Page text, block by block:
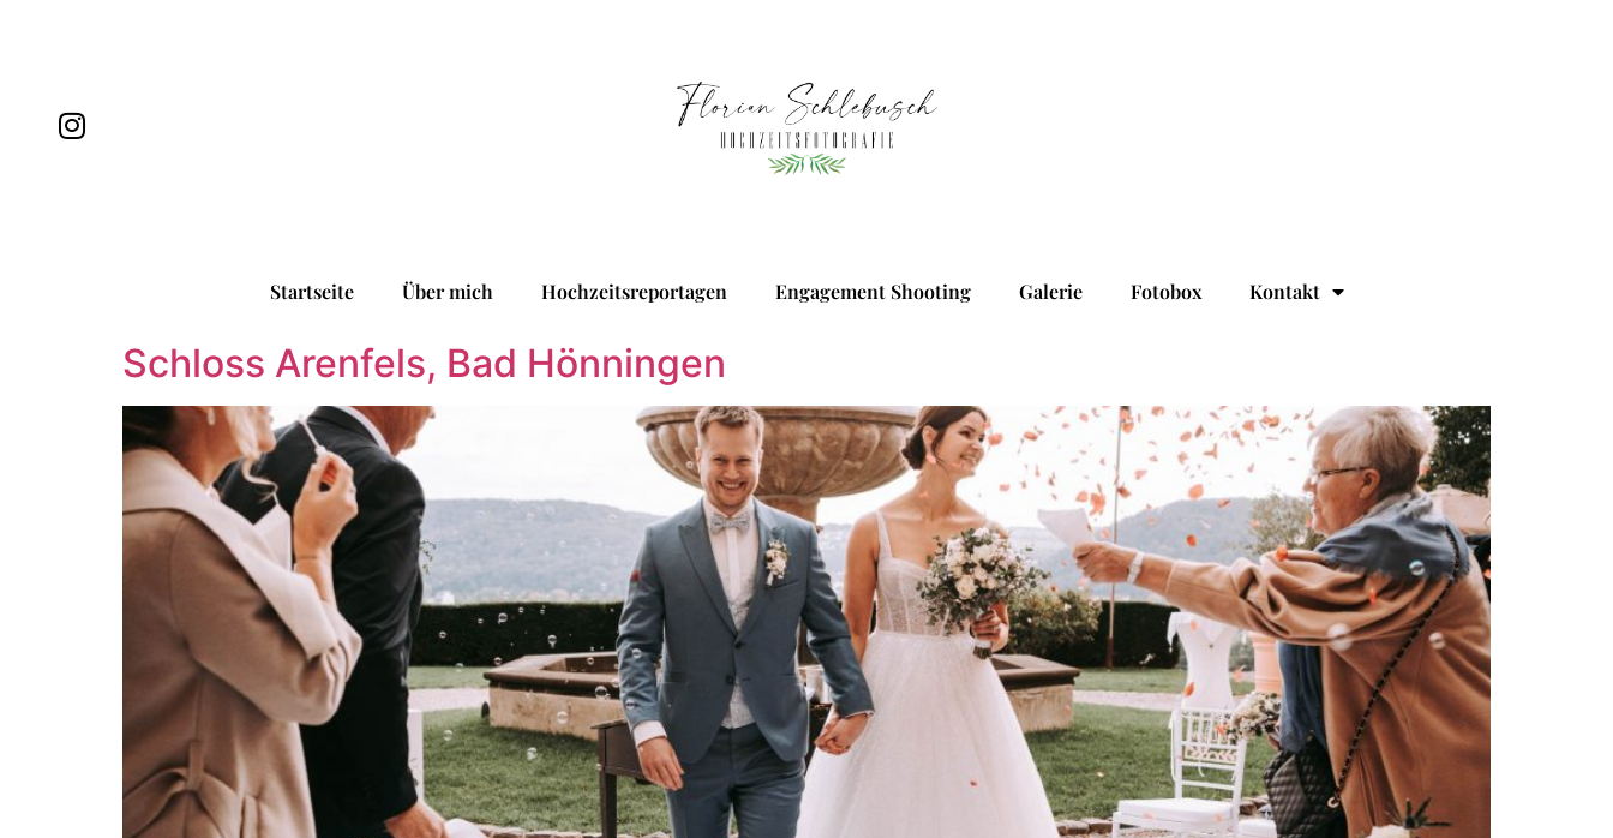
Startseite Über mich Hochzeitsreportagen Engagement Shooting Galerie Fotobox Kontakt
Schloss Arenfels, Bad Hönningen